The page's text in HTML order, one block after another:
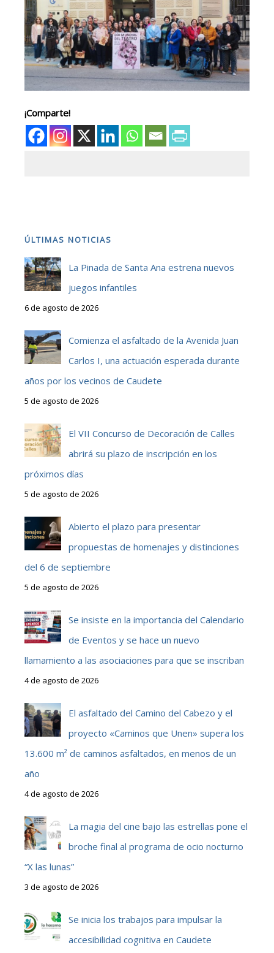
¡Comparte!
ÚLTIMAS NOTICIAS
La Pinada de Santa Ana estrena nuevos
juegos infantiles
6 de agosto de 2026
Comienza el asfaltado de la Avenida Juan
Carlos I, una actuación esperada durante
años por los vecinos de Caudete
5 de agosto de 2026
El VII Concurso de Decoración de Calles
abrirá su plazo de inscripción en los
próximos días
5 de agosto de 2026
Abierto el plazo para presentar
propuestas de homenajes y distinciones
del 6 de septiembre
5 de agosto de 2026
Se insiste en la importancia del Calendario
de Eventos y se hace un nuevo
llamamiento a las asociaciones para que se inscriban
4 de agosto de 2026
El asfaltado del Camino del Cabezo y el
proyecto «Caminos que Unen» supera los
13.600 m² de caminos asfaltados, en menos de un
año
4 de agosto de 2026
La magia del cine bajo las estrellas pone el
broche final al programa de ocio nocturno
“X las lunas”
3 de agosto de 2026
Se inicia los trabajos para impulsar la
accesibilidad cognitiva en Caudete